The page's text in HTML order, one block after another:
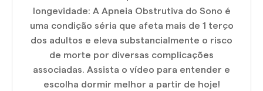
longevidade: A Apneia Obstrutiva do Sono é
uma condição séria que afeta mais de 1 terço
dos adultos e eleva substancialmente o risco
de morte por diversas complicações
associadas. Assista o vídeo para entender e
escolha dormir melhor a partir de hoje!